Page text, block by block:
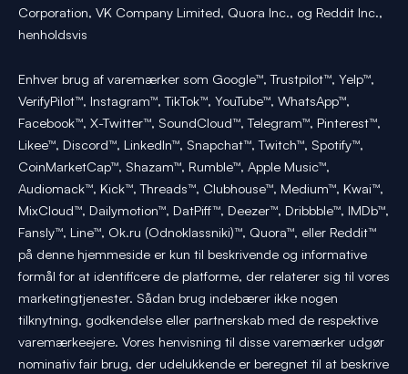
Corporation, VK Company Limited, Quora Inc., og Reddit Inc.,
henholdsvis
Enhver brug af varemærker som Google™, Trustpilot™, Yelp™,
VerifyPilot™, Instagram™, TikTok™, YouTube™, WhatsApp™,
Facebook™, X-Twitter™, SoundCloud™, Telegram™, Pinterest™,
Likee™, Discord™, LinkedIn™, Snapchat™, Twitch™, Spotify™,
CoinMarketCap™, Shazam™, Rumble™, Apple Music™,
Audiomack™, Kick™, Threads™, Clubhouse™, Medium™, Kwai™,
MixCloud™, Dailymotion™, DatPiff™, Deezer™, Dribbble™, IMDb™,
Fansly™, Line™, Ok.ru (Odnoklassniki)™, Quora™, eller Reddit™
på denne hjemmeside er kun til beskrivende og informative
formål for at identificere de platforme, der relaterer sig til vores
marketingtjenester. Sådan brug indebærer ikke nogen
tilknytning, godkendelse eller partnerskab med de respektive
varemærkeejere. Vores henvisning til disse varemærker udgør
nominativ fair brug, der udelukkende er beregnet til at beskrive